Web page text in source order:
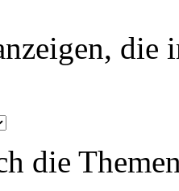
die
die